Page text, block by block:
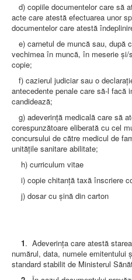
d) copiile documentelor care să
acte care atestă efectuarea unor
documentelor care atestă
e) carnetul de muncă sau, după
vechimea în muncă, în meserie
copie;
f) cazierul judiciar sau o
antecedente penale care să-l facă
candidează;
g) adeverinţă medicală care să
corespunzătoare eliberată cu cel
concursului de către medicul de
unităţile sanitare abilitate;
h) curriculum vitae
i) copie chitanţă taxă înscriere
j) dosar cu şină din carton
1. Adeverinţa care atestă
numărul, data, numele emitentului
standard stabilit de Ministerul